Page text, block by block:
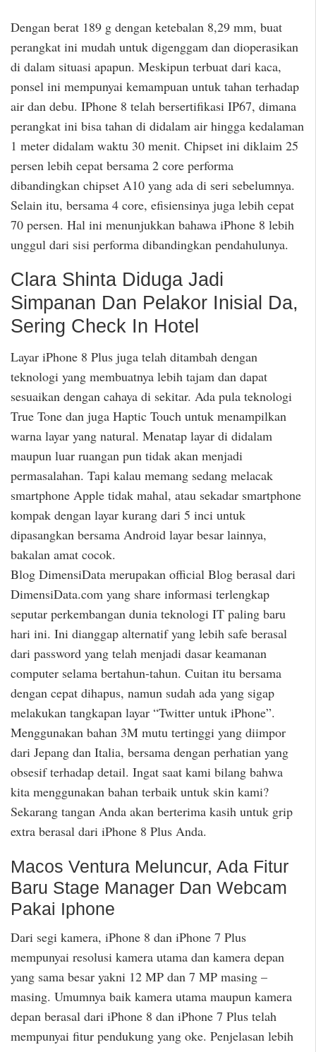
Dengan berat 189 g dengan ketebalan 8,29 mm, buat
perangkat ini mudah untuk digenggam dan dioperasikan
di dalam situasi apapun. Meskipun terbuat dari kaca,
ponsel ini mempunyai kemampuan untuk tahan terhadap
air dan debu. IPhone 8 telah bersertifikasi IP67, dimana
perangkat ini bisa tahan di didalam air hingga kedalaman
1 meter didalam waktu 30 menit. Chipset ini diklaim 25
persen lebih cepat bersama 2 core performa
dibandingkan chipset A10 yang ada di seri sebelumnya.
Selain itu, bersama 4 core, efisiensinya juga lebih cepat
70 persen. Hal ini menunjukkan bahawa iPhone 8 lebih
unggul dari sisi performa dibandingkan pendahulunya.
Clara Shinta Diduga Jadi
Simpanan Dan Pelakor Inisial Da,
Sering Check In Hotel
Layar iPhone 8 Plus juga telah ditambah dengan
teknologi yang membuatnya lebih tajam dan dapat
sesuaikan dengan cahaya di sekitar. Ada pula teknologi
True Tone dan juga Haptic Touch untuk menampilkan
warna layar yang natural. Menatap layar di didalam
maupun luar ruangan pun tidak akan menjadi
permasalahan. Tapi kalau memang sedang melacak
smartphone Apple tidak mahal, atau sekadar smartphone
kompak dengan layar kurang dari 5 inci untuk
dipasangkan bersama Android layar besar lainnya,
bakalan amat cocok.
Blog DimensiData merupakan official Blog berasal dari
DimensiData.com yang share informasi terlengkap
seputar perkembangan dunia teknologi IT paling baru
hari ini. Ini dianggap alternatif yang lebih safe berasal
dari password yang telah menjadi dasar keamanan
computer selama bertahun-tahun. Cuitan itu bersama
dengan cepat dihapus, namun sudah ada yang sigap
melakukan tangkapan layar “Twitter untuk iPhone”.
Menggunakan bahan 3M mutu tertinggi yang diimpor
dari Jepang dan Italia, bersama dengan perhatian yang
obsesif terhadap detail. Ingat saat kami bilang bahwa
kita menggunakan bahan terbaik untuk skin kami?
Sekarang tangan Anda akan berterima kasih untuk grip
extra berasal dari iPhone 8 Plus Anda.
Macos Ventura Meluncur, Ada Fitur
Baru Stage Manager Dan Webcam
Pakai Iphone
Dari segi kamera, iPhone 8 dan iPhone 7 Plus
mempunyai resolusi kamera utama dan kamera depan
yang sama besar yakni 12 MP dan 7 MP masing –
masing. Umumnya baik kamera utama maupun kamera
depan berasal dari iPhone 8 dan iPhone 7 Plus telah
mempunyai fitur pendukung yang oke. Penjelasan lebih